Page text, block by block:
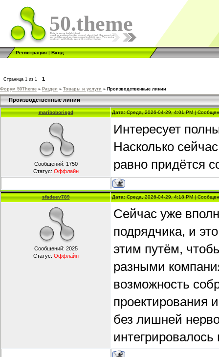
50.theme
Регистрация|Вход
Страница 1 из 1 1
Форум 50Theme » Раздел » Товары и услуги » Производственные линии
Производственные линии
mariboborisgd Дата: Среда, 2026-04-29, 4:01 PM |
Сообщений: 1750
Статус: Оффлайн
Интересует
Насколько
равно придётся
sfadeev789 Дата: Среда, 2026-04-29, 4:18 PM |
Сообщений: 2025
Статус: Оффлайн
Сейчас уже
подрядчика, и
этим путём,
разными
возможность
проектирования
без лишней